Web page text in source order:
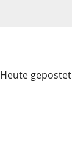
Heute gepostet